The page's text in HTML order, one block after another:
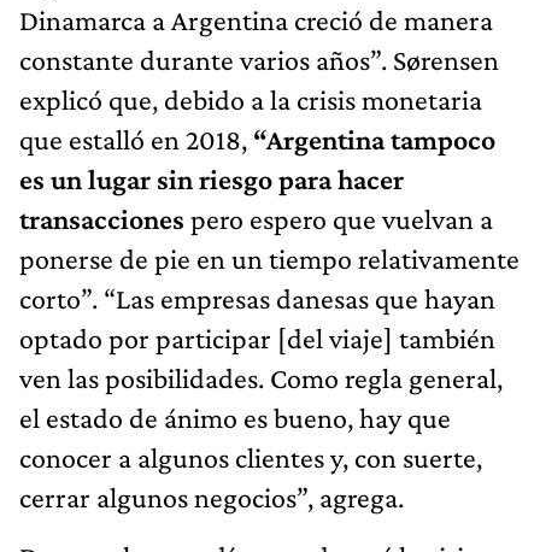
Dinamarca a Argentina creció de manera
constante durante varios años”. Sørensen
explicó que, debido a la crisis monetaria
que estalló en 2018, “Argentina tampoco
es un lugar sin riesgo para hacer
transacciones pero espero que vuelvan a
ponerse de pie en un tiempo relativamente
corto”. “Las empresas danesas que hayan
optado por participar [del viaje] también
ven las posibilidades. Como regla general,
el estado de ánimo es bueno, hay que
conocer a algunos clientes y, con suerte,
cerrar algunos negocios”, agrega.